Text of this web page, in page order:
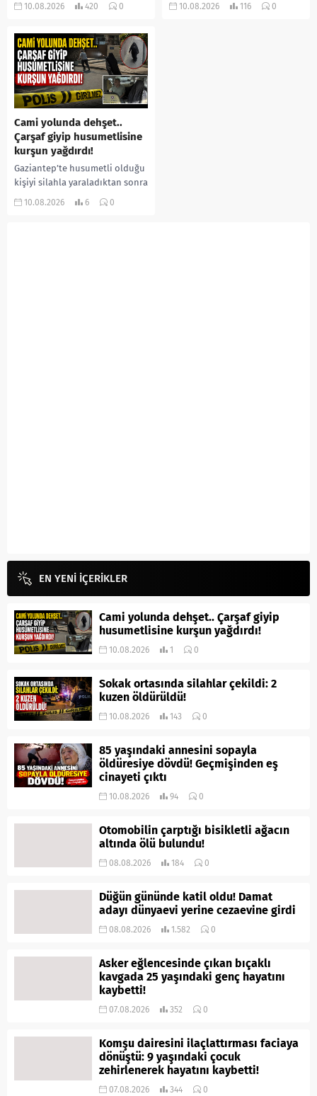
10.08.2026 420 0 10.08.2026 116 0
Cami yolunda dehşet..
Çarşaf giyip husumetlisine
kurşun yağdırdı!
Gaziantep’te husumetli olduğu
kişiyi silahla yaraladıktan sonra
kaçmaya çalışan şüpheli, polis
10.08.2026 6 0
EN YENİ İÇERİKLER
Cami yolunda dehşet.. Çarşaf giyip
husumetlisine kurşun yağdırdı!
10.08.2026 1 0
Sokak ortasında silahlar çekildi: 2
kuzen öldürüldü!
10.08.2026 143 0
85 yaşındaki annesini sopayla
öldüresiye dövdü! Geçmişinden eş
cinayeti çıktı
10.08.2026 94 0
Otomobilin çarptığı bisikletli ağacın
altında ölü bulundu!
08.08.2026 184 0
Düğün gününde katil oldu! Damat
adayı dünyaevi yerine cezaevine girdi
08.08.2026 1.582 0
Asker eğlencesinde çıkan bıçaklı
kavgada 25 yaşındaki genç hayatını
kaybetti!
07.08.2026 352 0
Komşu dairesini ilaçlattırması faciaya
dönüştü: 9 yaşındaki çocuk
zehirlenerek hayatını kaybetti!
07.08.2026 344 0